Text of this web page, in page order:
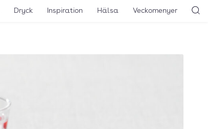
Dryck Inspiration Hälsa Veckomenyer